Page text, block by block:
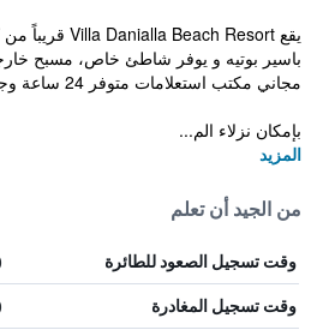
باسير بوتيه و يوفر شاطئ خاص، مسبح
مجاني مكتب استعلامات متوفر 24 ساعة وجلسات تدليك.
بإمكان نزلاء الم...
المزيد
من الجيد أن تعلم
وقت تسجيل الصعود للطائرة
وقت تسجيل المغادرة